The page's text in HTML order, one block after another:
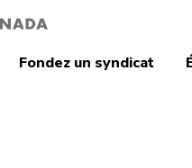
Fondez un syndicat